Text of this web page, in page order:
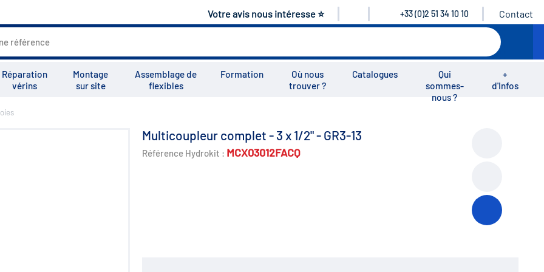
Votre avis nous intéresse ⭐ +33 (0)2 51 34 10 10 Contact
Réparation
vérins
Montage
sur site
Assemblage de
flexibles
Formation
Où nous
trouver ?
Catalogues
Qui
sommes-
nous ?
+
d'Infos
Multicoupleur complet - 3 x 1/2" - GR3-13
Référence Hydrokit : MCX03012FACQ